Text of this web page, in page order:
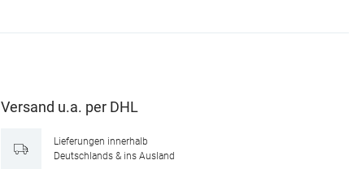
Versand u.a. per DHL
Lieferungen innerhalb
Deutschlands & ins Ausland